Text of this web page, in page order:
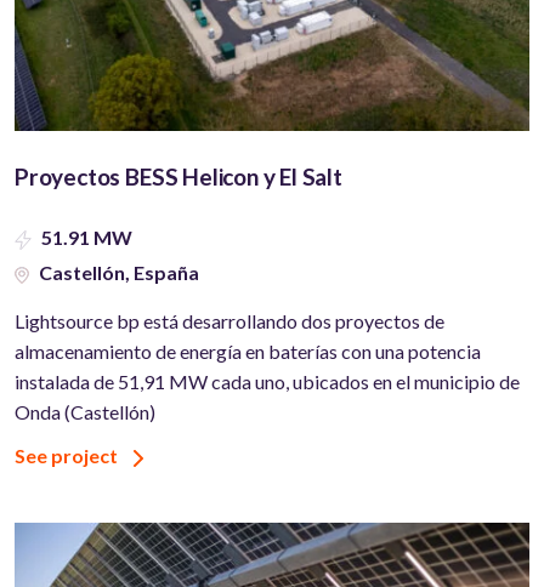
Proyectos BESS Helicon y El Salt
51.91 MW
Castellón, España
Lightsource bp está desarrollando dos proyectos de
almacenamiento de energía en baterías con una potencia
instalada de 51,91 MW cada uno, ubicados en el municipio de
Onda (Castellón)
See project